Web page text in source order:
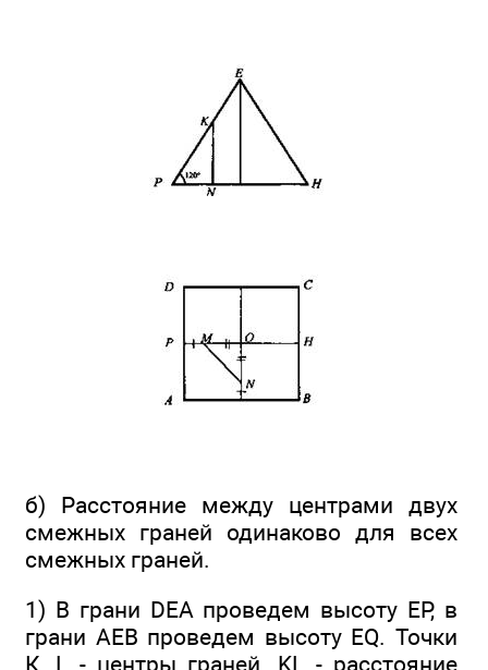
б) Расстояние между центрами двух
смежных граней одинаково для всех
смежных граней.
1) В грани DEA проведем высоту ЕР, в
грани АЕВ проведем высоту EQ. Точки
К, L - центры граней. KL - расстояние